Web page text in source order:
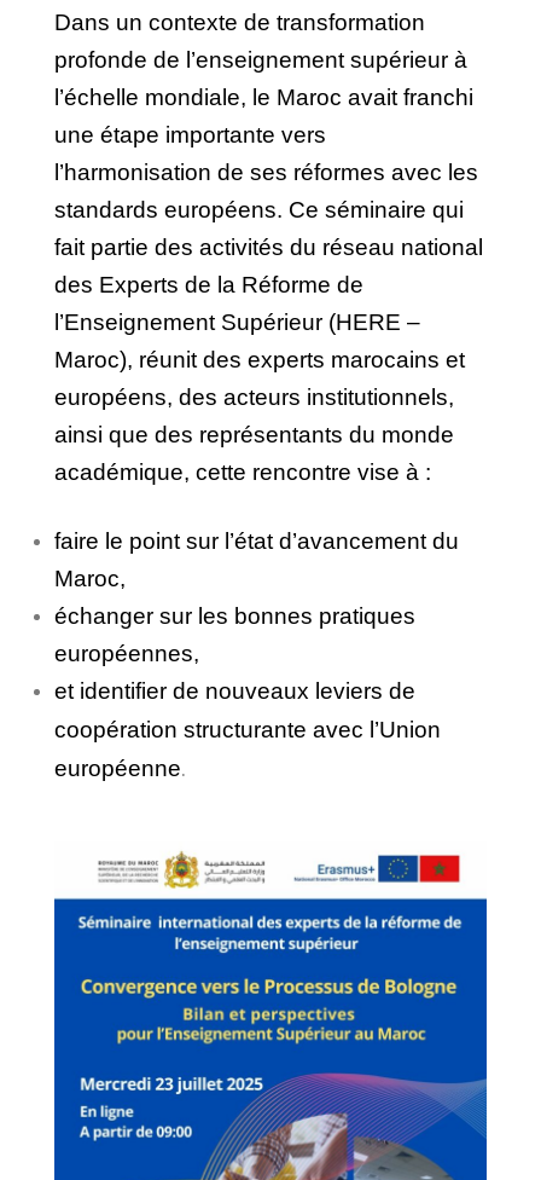
Dans un contexte de transformation
profonde de l’enseignement supérieur à
l’échelle mondiale, le Maroc avait franchi
une étape importante vers
l’harmonisation de ses réformes avec les
standards européens. Ce séminaire qui
fait partie des activités du réseau national
des Experts de la Réforme de
l’Enseignement Supérieur (HERE –
Maroc), réunit des experts marocains et
européens, des acteurs institutionnels,
ainsi que des représentants du monde
académique, cette rencontre vise à :
faire le point sur l’état d’avancement du
Maroc,
échanger sur les bonnes pratiques
européennes,
et identifier de nouveaux leviers de
coopération structurante avec l’Union
européenne.